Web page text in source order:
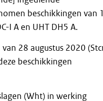
beschikkingen van
I A en UHT DH5 A.
28 augustus 2020
beschikkingen
(Wht) in werking